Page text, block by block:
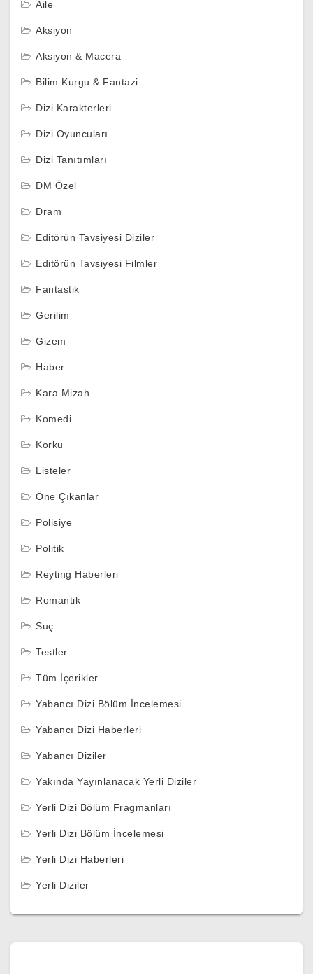
Aile
Aksiyon
Aksiyon & Macera
Bilim Kurgu & Fantazi
Dizi Karakterleri
Dizi Oyuncuları
Dizi Tanıtımları
DM Özel
Dram
Editörün Tavsiyesi Diziler
Editörün Tavsiyesi Filmler
Fantastik
Gerilim
Gizem
Haber
Kara Mizah
Komedi
Korku
Listeler
Öne Çıkanlar
Polisiye
Politik
Reyting Haberleri
Romantik
Suç
Testler
Tüm İçerikler
Yabancı Dizi Bölüm İncelemesi
Yabancı Dizi Haberleri
Yabancı Diziler
Yakında Yayınlanacak Yerli Diziler
Yerli Dizi Bölüm Fragmanları
Yerli Dizi Bölüm İncelemesi
Yerli Dizi Haberleri
Yerli Diziler